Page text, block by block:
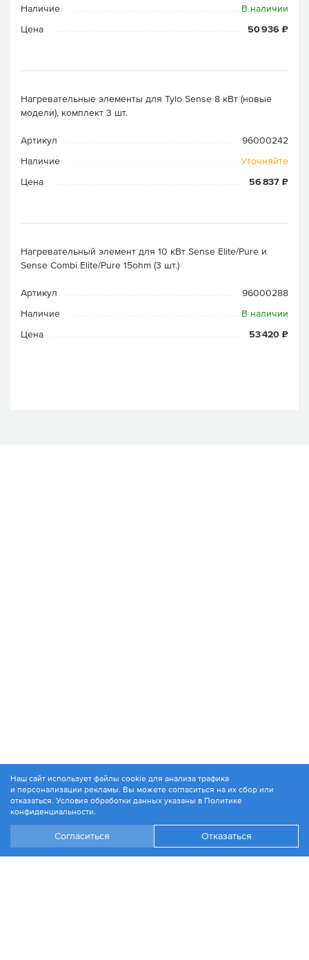
Наличие
В наличии
Цена
50 936 ₽
Нагревательные элементы для Tylo Sense 8 кВт (новые
модели), комплект 3 шт.
Артикул
96000242
Наличие
Уточняйте
Цена
56 837 ₽
Нагревательный элемент для 10 кВт Sense Elite/Pure и
Sense Combi Elite/Pure 15ohm (3 шт.)
Артикул
96000288
Наличие
В наличии
Цена
53 420 ₽
© 1994-2026. ЗАО «Контакт Плюс»
Политика конфиденциальности
Наш сайт использует файлы cookie для анализа трафика
и персонализации рекламы. Вы можете согласиться на их сбор или
отказаться. Условия обработки данных указаны в Политике
конфиденциальности.
Согласиться Отказаться